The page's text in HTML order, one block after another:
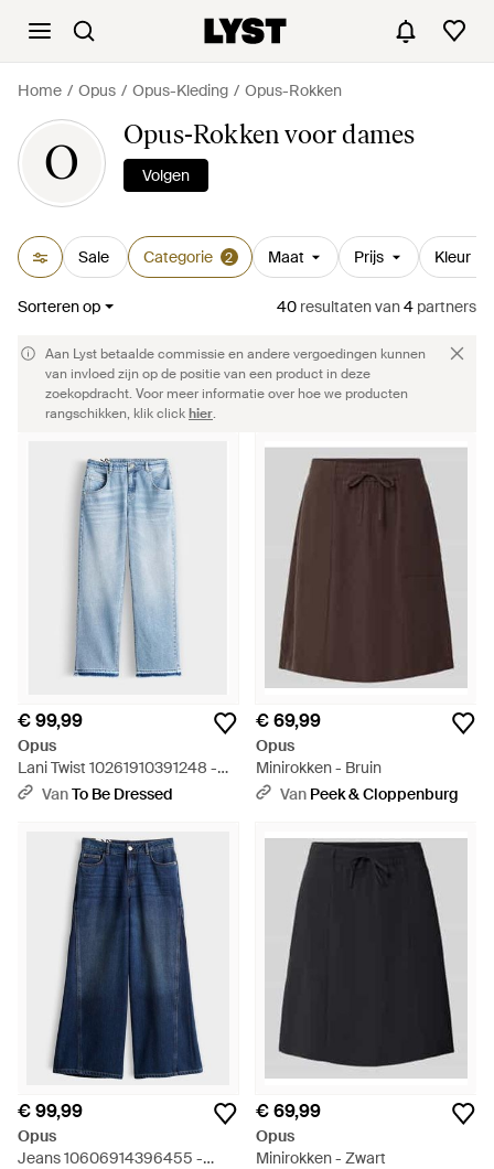
Home Opus Opus-Kleding Opus-Rokken
O
Opus-Rokken voor dames
Volgen
Sale Categorie 2 Maat Prijs Kleur
Sorteren op 40 resultatenvan4 partners
Aan Lyst betaalde commissie en andere vergoedingen kunnen
van invloed zijn op de positie van een product in deze
zoekopdracht. Voor meer informatie over hoe we producten
rangschikken, klik clickhier.
€ 99,99
Opus
Lani Twist 10261910391248 -
Blauw
VanTo Be Dressed
€ 69,99
Opus
Minirokken - Bruin
Van Peek & Cloppenburg
€ 99,99
Opus
Jeans 10606914396455 -
€ 69,99
Opus
Minirokken - Zwart